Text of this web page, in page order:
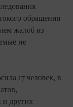
обращения
жалоб из
не
17 человек, в
и других